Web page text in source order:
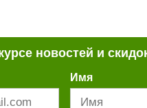
новостей и
Имя